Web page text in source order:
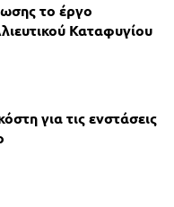
το έργο
Καταφυγίου
για τις ενστάσεις